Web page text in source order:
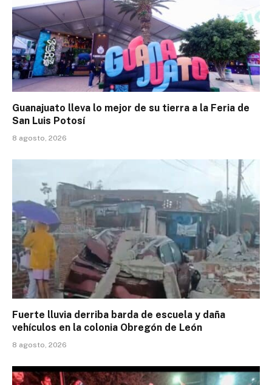
Guanajuato lleva lo mejor de su tierra a la Feria de
San Luis Potosí
8 agosto, 2026
Fuerte lluvia derriba barda de escuela y daña
vehículos en la colonia Obregón de León
8 agosto, 2026